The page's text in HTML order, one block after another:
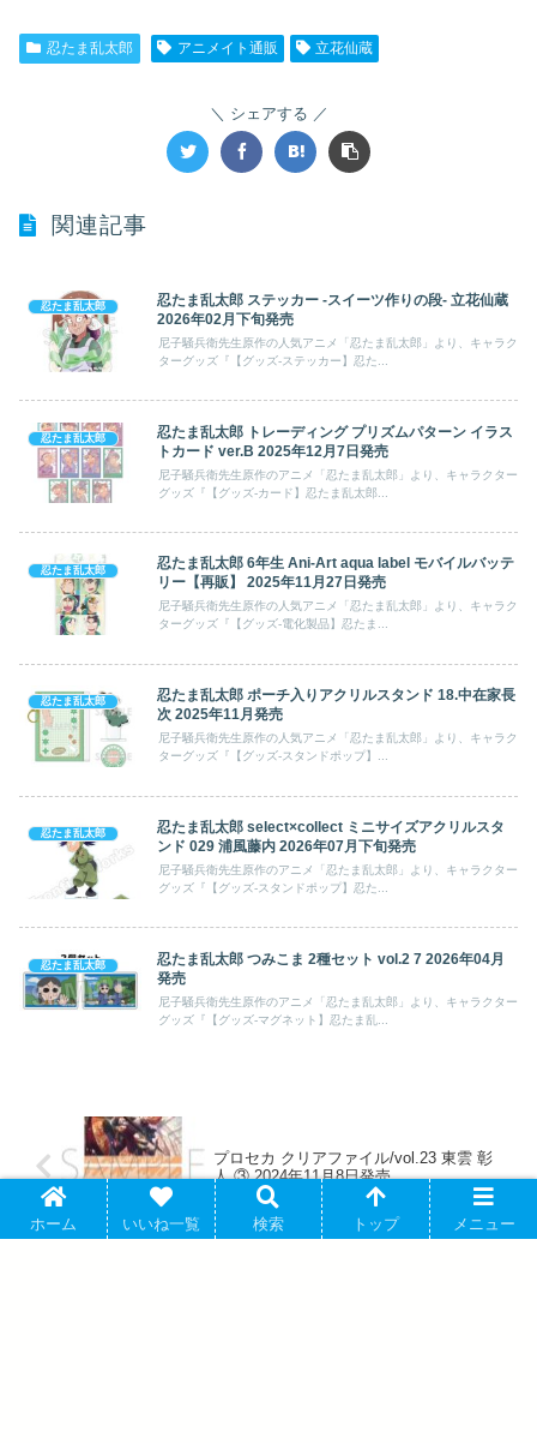
忍たま乱太郎 アニメイト通販 立花仙蔵
シェアする
関連記事
忍たま乱太郎
忍たま乱太郎 ステッカー -スイーツ作りの段- 立花仙蔵
2026年02月下旬発売
尼子騒兵衛先生原作の人気アニメ「忍たま乱太郎」より、キャラク
ターグッズ『【グッズ-ステッカー】忍た...
忍たま乱太郎
忍たま乱太郎 トレーディング プリズムパターン イラス
トカード ver.B 2025年12月7日発売
尼子騒兵衛先生原作のアニメ「忍たま乱太郎」より、キャラクター
グッズ『【グッズ-カード】忍たま乱太郎...
忍たま乱太郎
忍たま乱太郎 6年生 Ani-Art aqua label モバイルバッテ
リー【再販】 2025年11月27日発売
尼子騒兵衛先生原作の人気アニメ「忍たま乱太郎」より、キャラク
ターグッズ『【グッズ-電化製品】忍たま...
忍たま乱太郎
忍たま乱太郎 ポーチ入りアクリルスタンド 18.中在家長
次 2025年11月発売
尼子騒兵衛先生原作の人気アニメ「忍たま乱太郎」より、キャラク
ターグッズ『【グッズ-スタンドポップ】...
忍たま乱太郎
忍たま乱太郎 select×collect ミニサイズアクリルスタ
ンド 029 浦風藤内 2026年07月下旬発売
尼子騒兵衛先生原作のアニメ「忍たま乱太郎」より、キャラクター
グッズ『【グッズ-スタンドポップ】忍た...
忍たま乱太郎
忍たま乱太郎 つみこま 2種セット vol.2 7 2026年04月
発売
尼子騒兵衛先生原作のアニメ「忍たま乱太郎」より、キャラクター
グッズ『【グッズ-マグネット】忍たま乱...
プロセカ クリアファイル/vol.23 東雲 彰
人 ③ 2024年11月8日発売
ホーム いいね一覧 検索 トップ メニュー